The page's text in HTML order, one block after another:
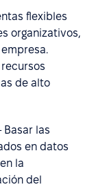
flexibles
organizativos,
de alto
Basar las
en datos
la
del